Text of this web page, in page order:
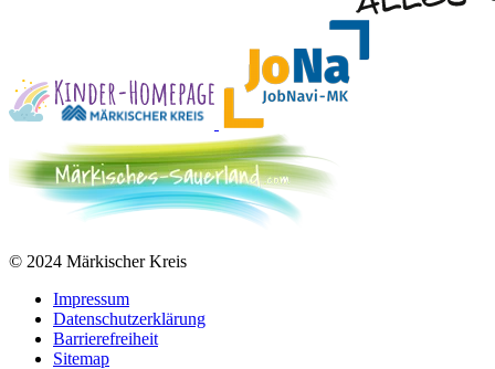
© 2024 Märkischer Kreis
Impressum
Datenschutzerklärung
Barrierefreiheit
Sitemap